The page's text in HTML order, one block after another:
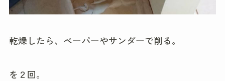
乾燥したら、ペーパーやサンダーで削る。
を２回。